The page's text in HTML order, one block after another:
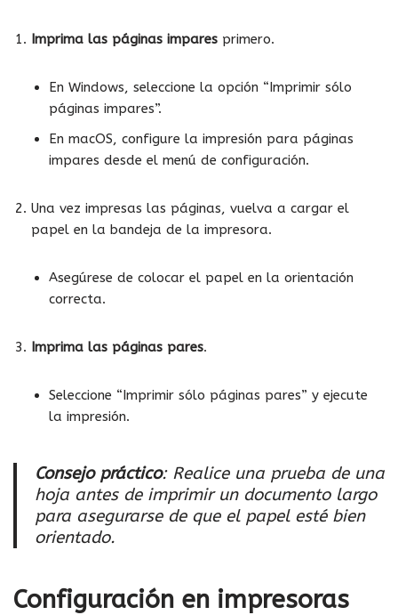
Imprima las páginas impares primero.
En Windows, seleccione la opción “Imprimir sólo
páginas impares”.
En macOS, configure la impresión para páginas
impares desde el menú de configuración.
Una vez impresas las páginas, vuelva a cargar el
papel en la bandeja de la impresora.
Asegúrese de colocar el papel en la orientación
correcta.
Imprima las páginas pares.
Seleccione “Imprimir sólo páginas pares” y ejecute
la impresión.
Consejo práctico: Realice una prueba de una
hoja antes de imprimir un documento largo
para asegurarse de que el papel esté bien
orientado.
Configuración en impresoras